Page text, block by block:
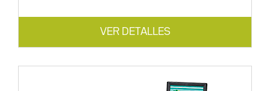
VER DETALLES